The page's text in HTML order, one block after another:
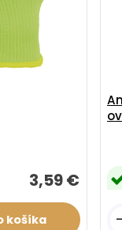
3,59 €
-